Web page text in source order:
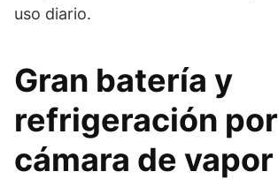
uso diario.
Gran batería y
refrigeración por
cámara de vapor